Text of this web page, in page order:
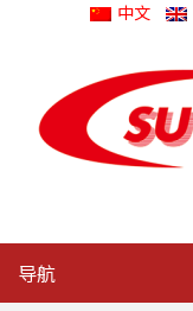
中文
导航